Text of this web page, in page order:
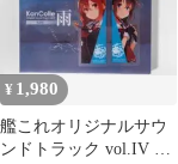
¥ 1,980
艦これオリジナルサウ
ンドトラック vol.IV 雨